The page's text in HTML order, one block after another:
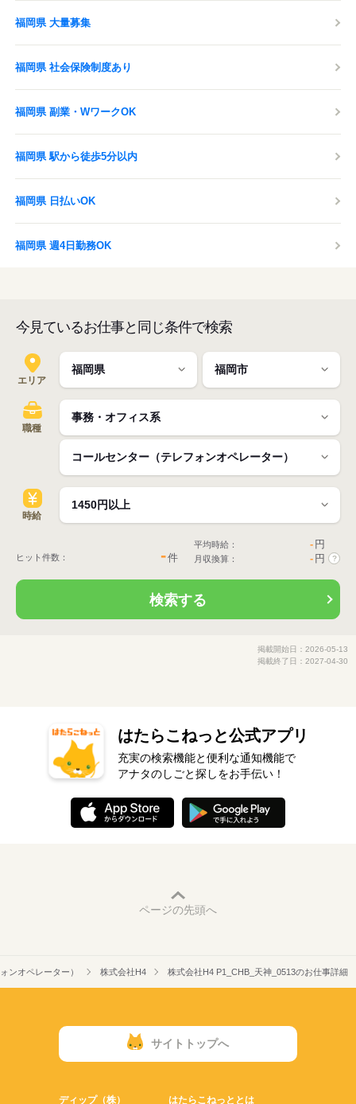
福岡県 大量募集
福岡県 社会保険制度あり
福岡県 副業・WワークOK
福岡県 駅から徒歩5分以内
福岡県 日払いOK
福岡県 週4日勤務OK
今見ているお仕事と同じ条件で検索
エリア
職種
時給
ヒット件数： -件
平均時給： - 円
月収換算： - 円 ?
検索する
掲載開始日：2026-05-13
掲載終了日：2027-04-30
はたらこねっと公式アプリ
充実の検索機能と便利な通知機能で
アナタのしごと探しをお手伝い！
ページの先頭へ
ンオペレーター） 株式会社H4 株式会社H4 P1_CHB_天神_0513のお仕事詳細
サイトトップへ
ディップ（株） はたらこねっととは